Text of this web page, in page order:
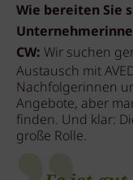
Wie bereiten Sie
CW: Wir suchen
Austausch mit
Nachfolgerinnen
Angebote, aber
finden. Und klar:
große Rolle.